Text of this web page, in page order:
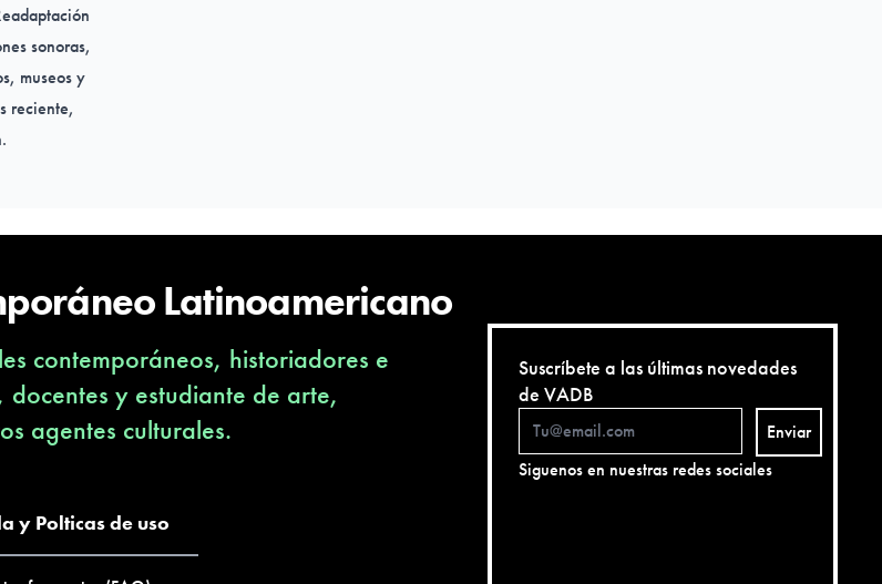
sonoras,
museos y
reciente,
Latinoamericano
contemporáneos, historiadores e
y estudiante de arte,
agentes culturales.
y Polticas de uso
Suscríbete a las últimas novedades
de VADB
Enviar
Siguenos en nuestras redes sociales